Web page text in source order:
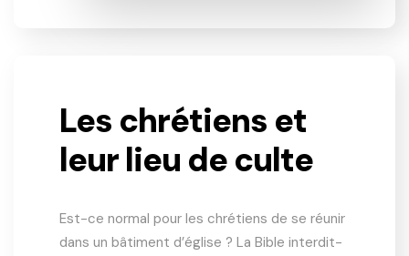
Les chrétiens et
leur lieu de culte
Est-ce normal pour les chrétiens de se réunir
dans un bâtiment d’église ? La Bible interdit-